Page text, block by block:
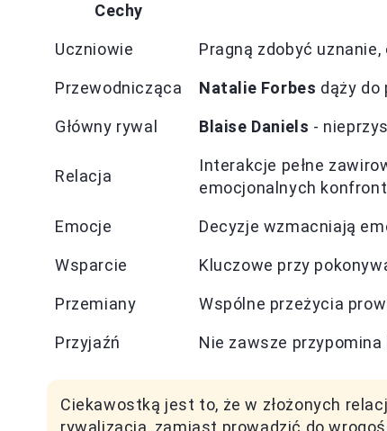
Cechy
Uczniowie Pragną zdobyć
Przewodnicząca Natalie Forbes dąży do
Główny rywal Blaise Daniels -
Relacja
Interakcje pełne
emocjonalnych
Emocje Decyzje wzmacniają
Wsparcie Kluczowe przy
Przemiany Wspólne przeżycia
Przyjaźń Nie zawsze
Ciekawostką jest to, że w złożonych
rywalizacja, zamiast prowadzić do